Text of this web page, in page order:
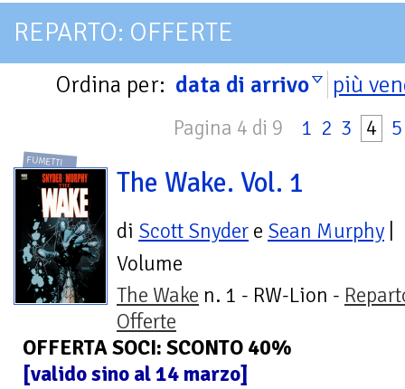
REPARTO: OFFERTE
Ordina per: data di arrivo più
Pagina 4 di 9 1 2 3 4 5
FUMETTI
The Wake. Vol. 1
di Scott Snyder e Sean Murphy
Volume
The Wake n. 1 - RW-Lion -
Offerte
OFFERTA SOCI: SCONTO 40%
[valido sino al 14 marzo]